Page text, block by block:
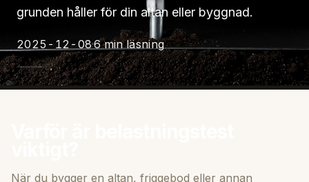
grunden håller för din altan eller byggnad.
2025-12-086 min läsning
När du bygger en altan, friggebod eller annan